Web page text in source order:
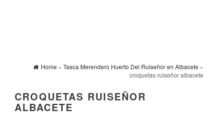
Home » Tasca Merendero Huerto Del Ruiseñor en Albacete »
croquetas ruiseñor albacete
CROQUETAS RUISEÑOR
ALBACETE